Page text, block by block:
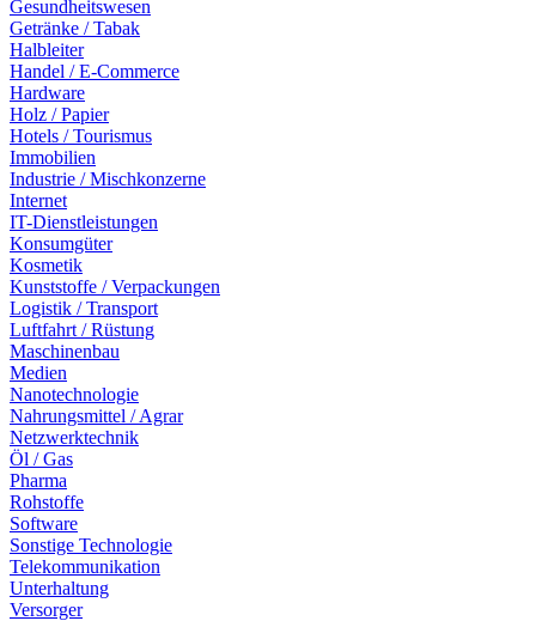
Gesundheitswesen
Getränke / Tabak
Halbleiter
Handel / E-Commerce
Hardware
Holz / Papier
Hotels / Tourismus
Immobilien
Industrie / Mischkonzerne
Internet
IT-Dienstleistungen
Konsumgüter
Kosmetik
Kunststoffe / Verpackungen
Logistik / Transport
Luftfahrt / Rüstung
Maschinenbau
Medien
Nanotechnologie
Nahrungsmittel / Agrar
Netzwerktechnik
Öl / Gas
Pharma
Rohstoffe
Software
Sonstige Technologie
Telekommunikation
Unterhaltung
Versorger